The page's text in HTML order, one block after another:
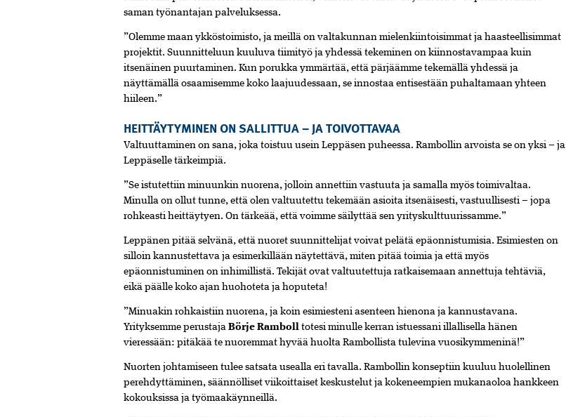
saman työnantajan palveluksessa.
”Olemme maan ykköstoimisto, ja meillä on valtakunnan mielenkiintoisimmat ja haasteellisimmat
projektit. Suunnitteluun kuuluva tiimityö ja yhdessä tekeminen on kiinnostavampaa kuin
itsenäinen puurtaminen. Kun porukka ymmärtää, että pärjäämme tekemällä yhdessä ja
näyttämällä osaamisemme koko laajuudessaan, se innostaa entisestään puhaltamaan yhteen
hiileen.”
HEITTÄYTYMINEN ON SALLITTUA – JA TOIVOTTAVAA
Valtuuttaminen on sana, joka toistuu usein Leppäsen puheessa. Rambollin arvoista se on yksi – ja
Leppäselle tärkeimpiä.
”Se istutettiin minuunkin nuorena, jolloin annettiin vastuuta ja samalla myös toimivaltaa.
Minulla on ollut tunne, että olen valtuutettu tekemään asioita itsenäisesti, vastuullisesti – jopa
rohkeasti heittäytyen. On tärkeää, että voimme säilyttää sen yrityskulttuurissamme.”
Leppänen pitää selvänä, että nuoret suunnittelijat voivat pelätä epäonnistumisia. Esimiesten on
silloin kannustettava ja esimerkillään näytettävä, miten pitää toimia ja että myös
epäonnistuminen on inhimillistä. Tekijät ovat valtuutettuja ratkaisemaan annettuja tehtäviä,
eikä päälle koko ajan huohoteta ja hoputeta!
”Minuakin rohkaistiin nuorena, ja koin esimiesteni asenteen hienona ja kannustavana.
Yrityksemme perustajaBörje Rambolltotesi minulle kerran istuessani illallisella hänen
vieressään: pitäkää te nuoremmat hyvää huolta Rambollista tulevina vuosikymmeninä!”
Nuorten johtamiseen tulee satsata usealla eri tavalla. Rambollin konseptiin kuuluu huolellinen
perehdyttäminen, säännölliset viikoittaiset keskustelut ja kokeneempien mukanaoloa hankkeen
kokouksissa ja työmaakäynneillä.